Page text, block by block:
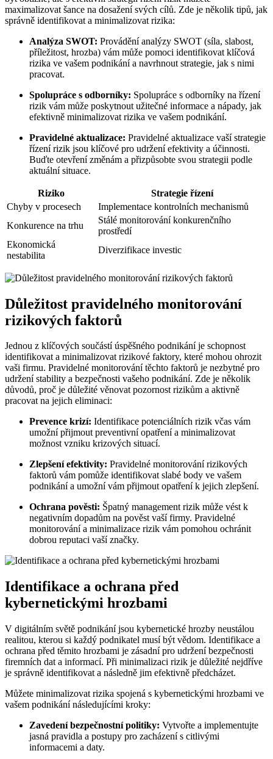
maximalizovat šance na dosažení svých cílů. Zde je několik tipů, jak
správně identifikovat a minimalizovat rizika:
Analýza SWOT: Provádění analýzy SWOT (síla, slabost,
příležitost, hrozba) vám může pomoci identifikovat klíčová
rizika ve vašem podnikání a navrhnout strategie, jak s nimi
pracovat.
Spolupráce s odborníky: Spolupráce s odborníky na řízení
rizik vám může poskytnout užitečné informace a nápady, jak
efektivně minimalizovat rizika ve vašem podnikání.
Pravidelné aktualizace: Pravidelné aktualizace vaší strategie
řízení rizik jsou klíčové pro udržení efektivity a účinnosti.
Buďte otevření změnám a přizpůsobte svou strategii podle
aktuální situace.
Riziko
Strategie řízení
Chyby v procesech
Implementace kontrolních mechanismů
Konkurence na trhu
Stálé monitorování konkurenčního
prostředí
Ekonomická
nestabilita
Diverzifikace investic
Důležitost pravidelného monitorování
rizikových faktorů
Jednou z klíčových součástí úspěšného podnikání je schopnost
identifikovat a minimalizovat rizikové faktory, které mohou ohrozit
vaši firmu. Pravidelné monitorování těchto faktorů je nezbytné pro
udržení stability a bezpečnosti vašeho podnikání. Zde je několik
důvodů, proč je důležité věnovat pozornost rizikům a aktivně
pracovat na jejich eliminaci:
Prevence krizí: Identifikace potenciálních rizik včas vám
umožní přijmout preventivní opatření a minimalizovat
možnost vzniku krizových situací.
Zlepšení efektivity: Pravidelné monitorování rizikových
faktorů vám pomůže identifikovat slabé body ve vašem
podnikání a umožní vám přijmout opatření k jejich zlepšení.
Ochrana pověsti: Špatný management rizik může vést k
negativním dopadům na pověst vaší firmy. Pravidelné
monitorování a minimalizace rizik vám pomohou ochránit
dobrou reputaci vaší značky.
Identifikace a ochrana před
kybernetickými hrozbami
V digitálním světě podnikání jsou kybernetické hrozby neustálou
realitou, kterou si každý podnikatel musí být vědom. Identifikace a
ochrana před těmito hrozbami je zásadní pro udržení bezpečnosti
firemních dat a informací. Při minimalizaci rizik je důležité nejdříve
je správně identifikovat a následně jim efektivně předcházet.
Můžete minimalizovat rizika spojená s kybernetickými hrozbami ve
vašem podnikání následujícími kroky:
Zavedení bezpečnostní politiky: Vytvořte a implementujte
jasná pravidla a postupy pro zacházení s citlivými
informacemi a daty.